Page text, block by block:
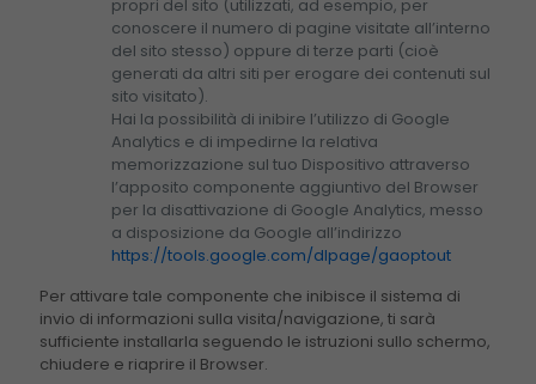
propri del sito (utilizzati, ad esempio, per
conoscere il numero di pagine visitate all’interno
del sito stesso) oppure di terze parti (cioè
generati da altri siti per erogare dei contenuti sul
sito visitato).
Hai la possibilità di inibire l’utilizzo di Google
Analytics e di impedirne la relativa
memorizzazione sul tuo Dispositivo attraverso
l’apposito componente aggiuntivo del Browser
per la disattivazione di Google Analytics, messo
a disposizione da Google all’indirizzo
https://tools.google.com/dlpage/gaoptout
Per attivare tale componente che inibisce il sistema di
invio di informazioni sulla visita/navigazione, ti sarà
sufficiente installarla seguendo le istruzioni sullo schermo,
chiudere e riaprire il Browser.